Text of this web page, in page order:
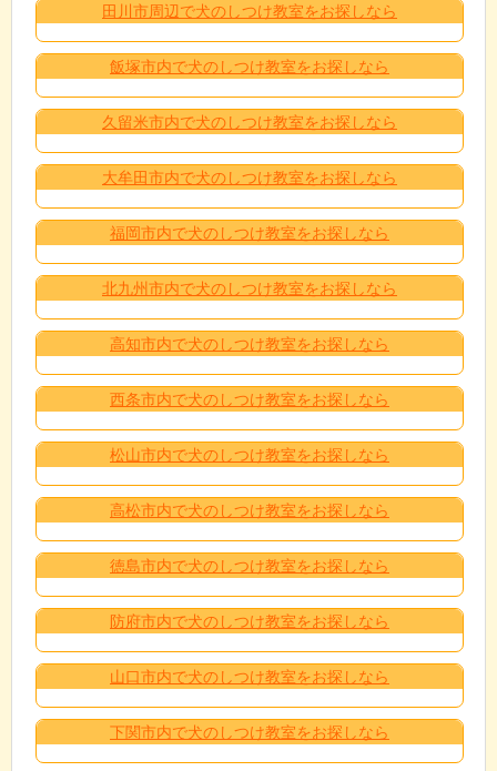
田川市周辺で犬のしつけ教室をお探しなら
飯塚市内で犬のしつけ教室をお探しなら
久留米市内で犬のしつけ教室をお探しなら
大牟田市内で犬のしつけ教室をお探しなら
福岡市内で犬のしつけ教室をお探しなら
北九州市内で犬のしつけ教室をお探しなら
高知市内で犬のしつけ教室をお探しなら
西条市内で犬のしつけ教室をお探しなら
松山市内で犬のしつけ教室をお探しなら
高松市内で犬のしつけ教室をお探しなら
徳島市内で犬のしつけ教室をお探しなら
防府市内で犬のしつけ教室をお探しなら
山口市内で犬のしつけ教室をお探しなら
下関市内で犬のしつけ教室をお探しなら